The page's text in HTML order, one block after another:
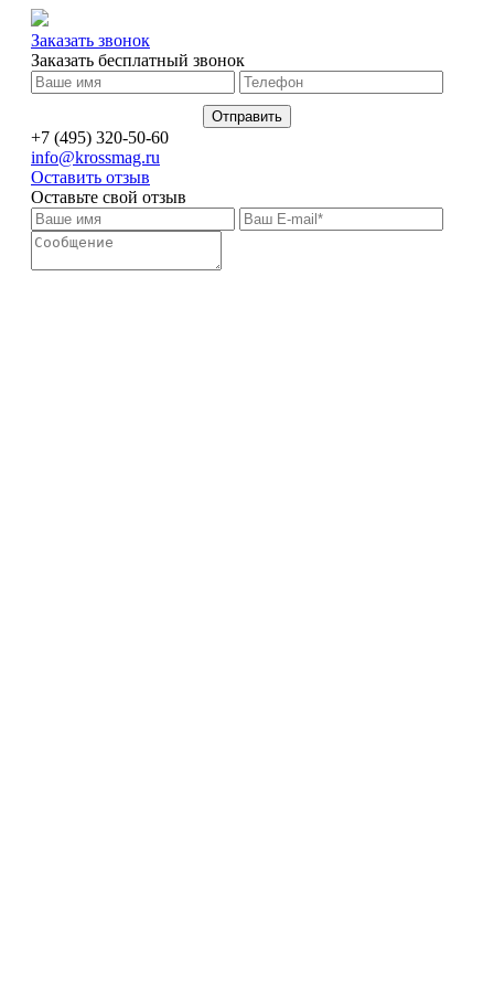
Заказать звонок
Заказать бесплатный звонок
+7 (495) 320-50-60
info@krossmag.ru
Оставить отзыв
Оставьте свой отзыв